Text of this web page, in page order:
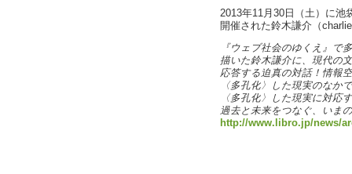
2013年11月30日（土）に池
開催された鈴木謙介（
『ウェブ社会のゆくえ』で
描いた鈴木謙介に、現代の
応答する迫真の対話！情報
〈多孔化〉した現実のな
〈多孔化〉した現実に対応
過去と未来をつなぐ、いま
http://www.libro.jp/news/